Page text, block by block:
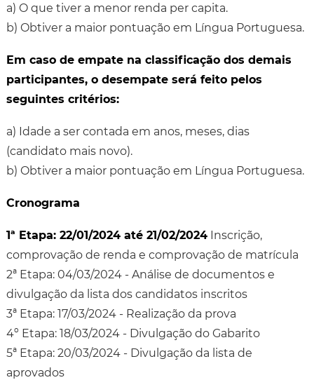
a) O que tiver a menor renda per capita.
b) Obtiver a maior pontuação em Língua Portuguesa.
Em caso de empate na classificação dos demais
participantes, o desempate será feito pelos
seguintes critérios:
a) Idade a ser contada em anos, meses, dias
(candidato mais novo).
b) Obtiver a maior pontuação em Língua Portuguesa.
Cronograma
1ª Etapa: 22/01/2024 até 21/02/2024Inscrição,
comprovação de renda e comprovação de matrícula
2ª Etapa: 04/03/2024 - Análise de documentos e
divulgação da lista dos candidatos inscritos
3ª Etapa: 17/03/2024 - Realização da prova
4º Etapa: 18/03/2024 - Divulgação do Gabarito
5ª Etapa: 20/03/2024 - Divulgação da lista de
aprovados